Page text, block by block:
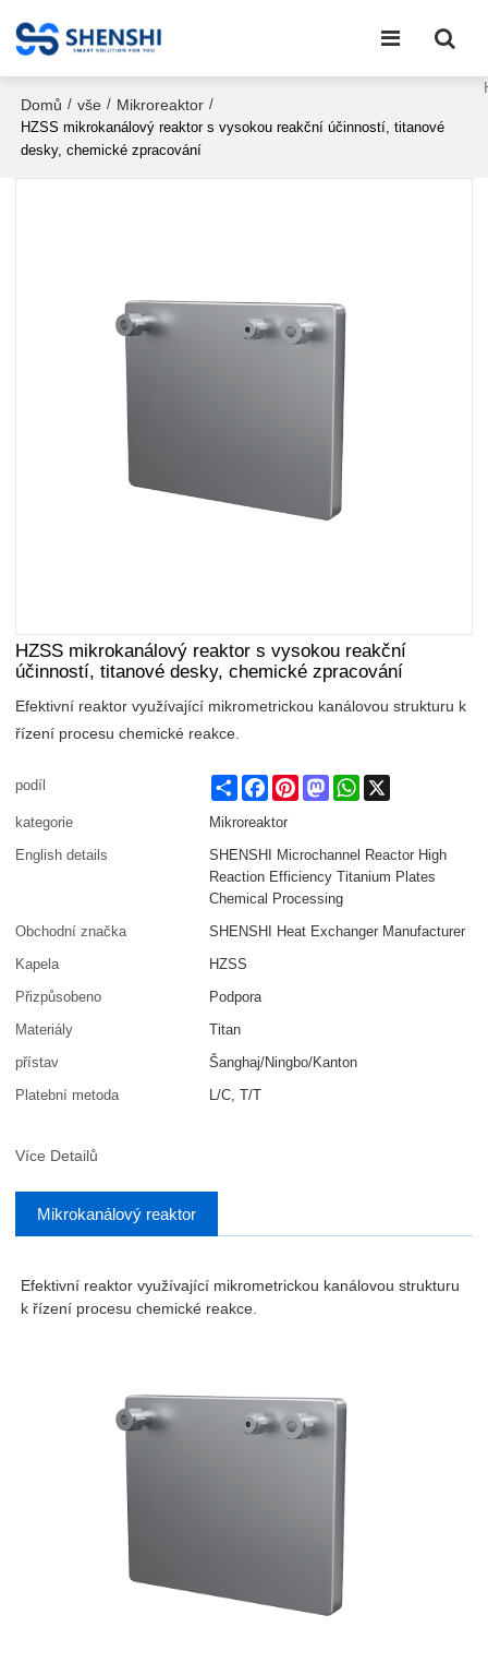
Domů / vše / Mikroreaktor /
HZSS mikrokanálový reaktor s vysokou reakční účinností, titanové
desky, chemické zpracování
HZSS mikrokanálový reaktor s vysokou reakční
účinností, titanové desky, chemické zpracování
Efektivní reaktor využívající mikrometrickou kanálovou strukturu k
řízení procesu chemické reakce.
podíl Share FacebookPinterestMastodonWhatsApp
kategorie
Mikroreaktor
English details
SHENSHI Microchannel Reactor High
Reaction Efficiency Titanium Plates
Chemical Processing
Obchodní značka
SHENSHI Heat Exchanger Manufacturer​
Kapela
HZSS
Přizpůsobeno
Podpora
Materiály
Titan
přístav
Šanghaj/Ningbo/Kanton
Platební metoda
L/C, T/T
Více Detailů
Mikrokanálový reaktor
Efektivní reaktor využívající mikrometrickou kanálovou strukturu
k řízení procesu chemické reakce.